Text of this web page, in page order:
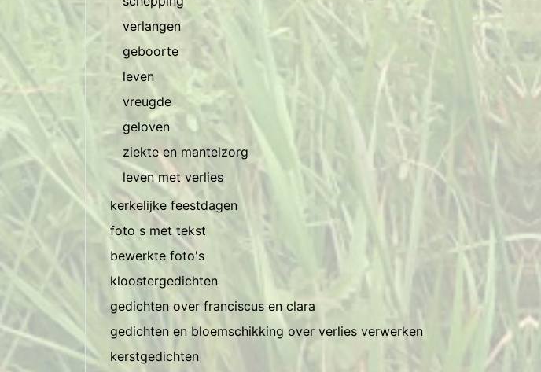
verlangen
geboorte
leven
vreugde
geloven
ziekte en mantelzorg
leven met verlies
kerkelijke feestdagen
foto s met tekst
bewerkte foto's
kloostergedichten
gedichten over franciscus en clara
gedichten en bloemschikking over verlies verwerken
kerstgedichten